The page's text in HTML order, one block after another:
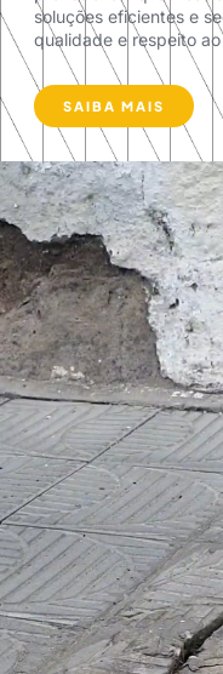
soluções eficientes e
qualidade e respeito
SAIBA MAIS